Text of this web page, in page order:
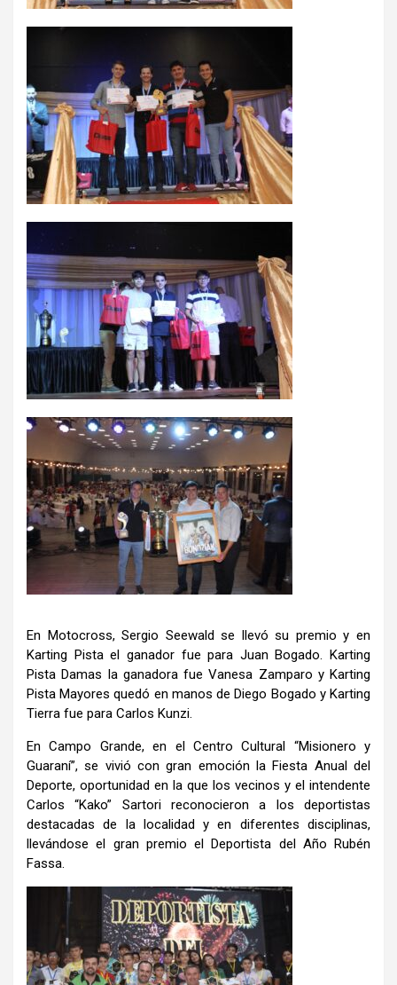
En Motocross, Sergio Seewald se llevó su premio y en
Karting Pista el ganador fue para Juan Bogado. Karting
Pista Damas la ganadora fue Vanesa Zamparo y Karting
Pista Mayores quedó en manos de Diego Bogado y Karting
Tierra fue para Carlos Kunzi.
En Campo Grande, en el Centro Cultural “Misionero y
Guaraní”, se vivió con gran emoción la Fiesta Anual del
Deporte, oportunidad en la que los vecinos y el intendente
Carlos “Kako” Sartori reconocieron a los deportistas
destacadas de la localidad y en diferentes disciplinas,
llevándose el gran premio el Deportista del Año Rubén
Fassa.